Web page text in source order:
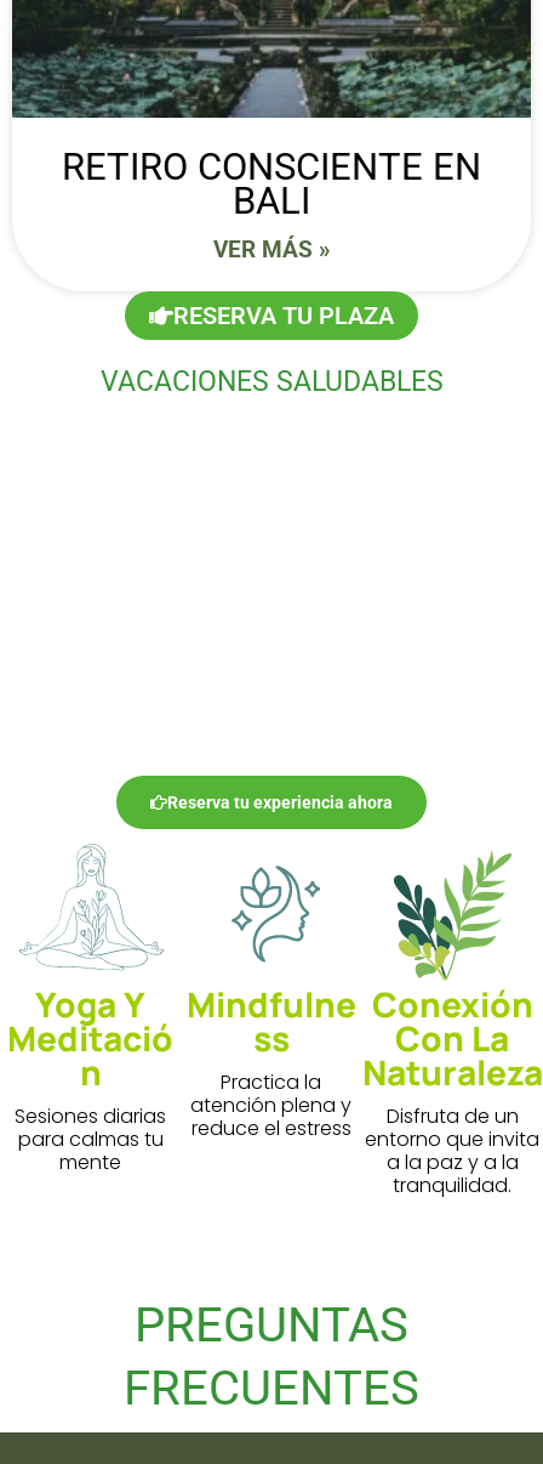
RETIRO CONSCIENTE EN
BALI
VER MÁS »
RESERVA TU PLAZA
VACACIONES SALUDABLES
Reserva tu experiencia ahora
Yoga Y
Meditació
N
Sesiones diarias
para calmas tu
mente
Mindfulne
Ss
Practica la
atención plena y
reduce el estress
Conexión
Con La
Naturaleza
Disfruta de un
entorno que invita
a la paz y a la
tranquilidad.
PREGUNTAS
FRECUENTES